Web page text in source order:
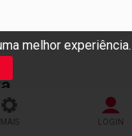
melhor experiência.
Sul
MAIS LOGIN